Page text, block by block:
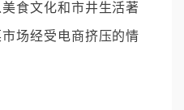
食文化和市井生活著
场经受电商挤压的情